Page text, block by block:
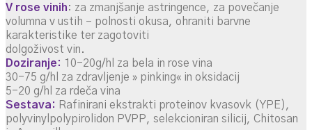
V rose vinih: za zmanjšanje astringence, za povečanje
volumna v ustih – polnosti okusa, ohraniti barvne
karakteristike ter zagotoviti
dolgoživost vin.
Doziranje: 10-20g/hl za bela in rose vina
30-75 g/hl za zdravljenje » pinking« in oksidacij
5-20 g/hl za rdeča vina
Sestava: Rafinirani ekstrakti proteinov kvasovk (YPE),
polyvinylpolypirolidon PVPP, selekcioniran silicij, Chitosan